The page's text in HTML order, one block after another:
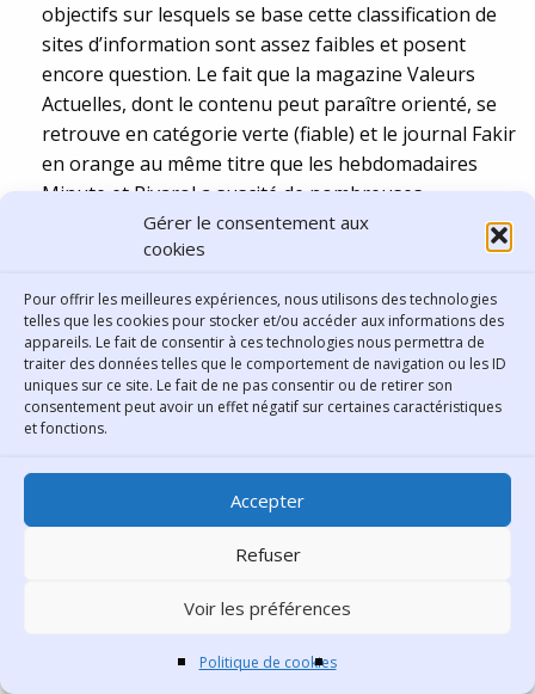
Gérer le consentement aux
cookies
Pour offrir les meilleures expériences, nous utilisons des technologies
telles que les cookies pour stocker et/ou accéder aux informations des
appareils. Le fait de consentir à ces technologies nous permettra de
traiter des données telles que le comportement de navigation ou les ID
uniques sur ce site. Le fait de ne pas consentir ou de retirer son
consentement peut avoir un effet négatif sur certaines caractéristiques
et fonctions.
Accepter
Refuser
Voir les préférences
Politique de cookies
objectifs sur lesquels se base cette classification de
sites d’information sont assez faibles et posent
encore question. Le fait que la magazine Valeurs
Actuelles, dont le contenu peut paraître orienté, se
retrouve en catégorie verte (fiable) et le journal Fakir
en orange au même titre que les hebdomadaires
Minute et Rivarol a suscité de nombreuses
objections. Enfin, un média peut-il lui-même se poser
en police de la presse ? Cet outil présente toutefois
d’apporter aux lecteurs des clés pour décrypter
l’information et il est essentiel de rappeler la
méthode à suivre lorsque l’on cherche ou consulte
une information sur le web.
Car notre premier réflexe doit être celui de tout
. Ou, à défaut de temps ou
d’expertise, l’internaute responsable doit éviter de
partager sur les réseaux sociaux une information
effort ne peut venir que d’une prise de conscience,
habitudes et de reconnaitre l’existence d’un